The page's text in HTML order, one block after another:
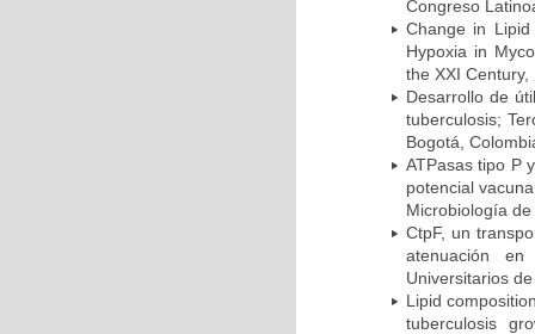
Congreso
Change in
Hypoxia in
the XXI
Desarrollo de
tuberculosis;
Bogotá,
ATPasas tipo P
potencial
Microbiología
CtpF, un
atenuación
Universitarios
Lipid
tuberculosis